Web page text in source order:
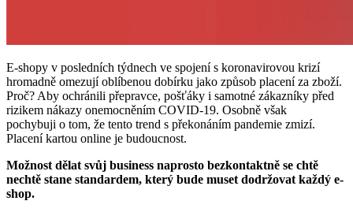
E-shopy v posledních týdnech ve spojení s koronavirovou krizí
hromadně omezují oblíbenou dobírku jako způsob placení za zboží.
Proč? Aby ochránili přepravce, pošťáky i samotné zákazníky před
rizikem nákazy onemocněním COVID-19. Osobně však
pochybuji o tom, že tento trend s překonáním pandemie zmizí.
Placení kartou online je budoucnost.
Možnost dělat svůj business naprosto bezkontaktně se chtě
nechtě stane standardem, který bude muset dodržovat každý e-
shop.